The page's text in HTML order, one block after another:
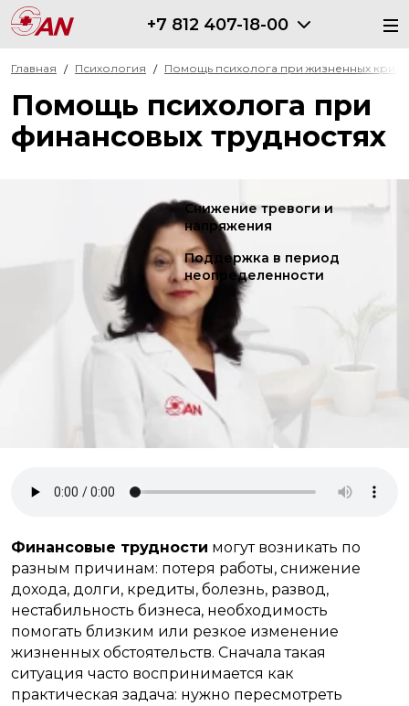
+7 812 407-18-00
Главная Психология Помощь психолога при жизненных
Помощь психолога при
финансовых трудностях
Снижение тревоги и
напряжения
Поддержка в период
неопределенности
Финансовые трудности могут возникать по
разным причинам: потеря работы, снижение
дохода, долги, кредиты, болезнь, развод,
нестабильность бизнеса, необходимость
помогать близким или резкое изменение
жизненных обстоятельств. Сначала такая
ситуация часто воспринимается как
практическая задача: нужно пересмотреть